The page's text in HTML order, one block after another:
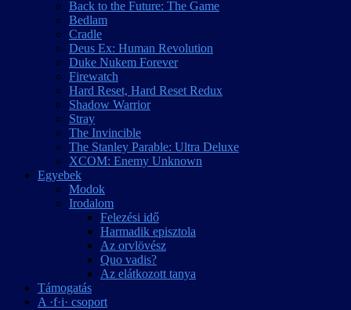
Back to the Future: The Game
Bedlam
Cradle
Deus Ex: Human Revolution
Duke Nukem Forever
Firewatch
Hard Reset, Hard Reset Redux
Shadow Warrior
Stray
The Invincible
The Stanley Parable: Ultra Deluxe
XCOM: Enemy Unknown
Egyebek
Modok
Irodalom
Felezési idő
Harmadik episztola
Az orvlövész
Quo vadis?
Az elátkozott tanya
Támogatás
A ·f·i· csoport